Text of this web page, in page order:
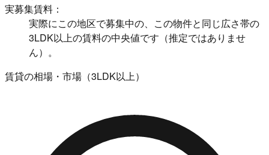
実募集賃料：
実際にこの地区で募集中の、この物件と同じ広さ帯の
3LDK以上の賃料の中央値です（推定ではありませ
ん）。
賃貸の相場・市場（3LDK以上）